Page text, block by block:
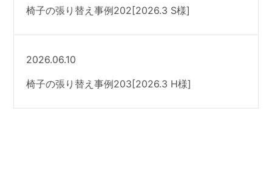
椅子の張り替え事例202[2026.3 S様]
2026.06.10
椅子の張り替え事例203[2026.3 H様]